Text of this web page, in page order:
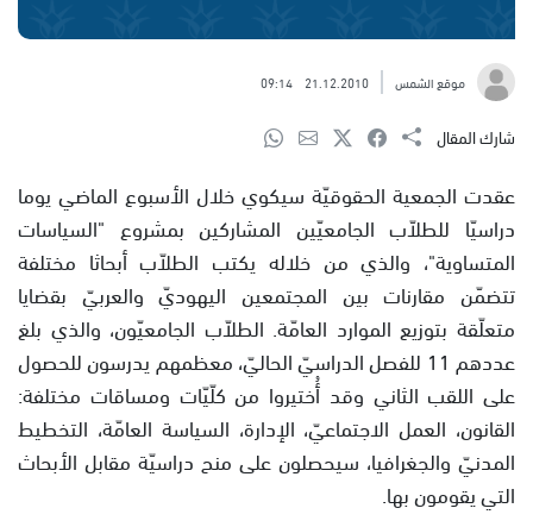
موقع الشمس 21.12.2010
09:14
شارك المقال
عقدت الجمعية الحقوقيّة سيكوي خلال الأسبوع الماضي يوما
دراسيّا للطلاّب الجامعيّين المشاركين بمشروع "السياسات
المتساوية"، والذي من خلاله يكتب الطلاّب أبحاثا مختلفة
تتضمّن مقارنات بين المجتمعين اليهوديّ والعربيّ بقضايا
متعلّقة بتوزيع الموارد العامّة. الطلاّب الجامعيّون، والذي بلغ
عددهم 11 للفصل الدراسيّ الحاليّ، معظمهم يدرسون للحصول
على اللقب الثاني وقد أُختيروا من كلّيّات ومساقات مختلفة:
القانون، العمل الاجتماعيّ، الإدارة، السياسة العامّة، التخطيط
المدنيّ والجغرافيا، سيحصلون على منح دراسيّة مقابل الأبحاث
التي يقومون بها.